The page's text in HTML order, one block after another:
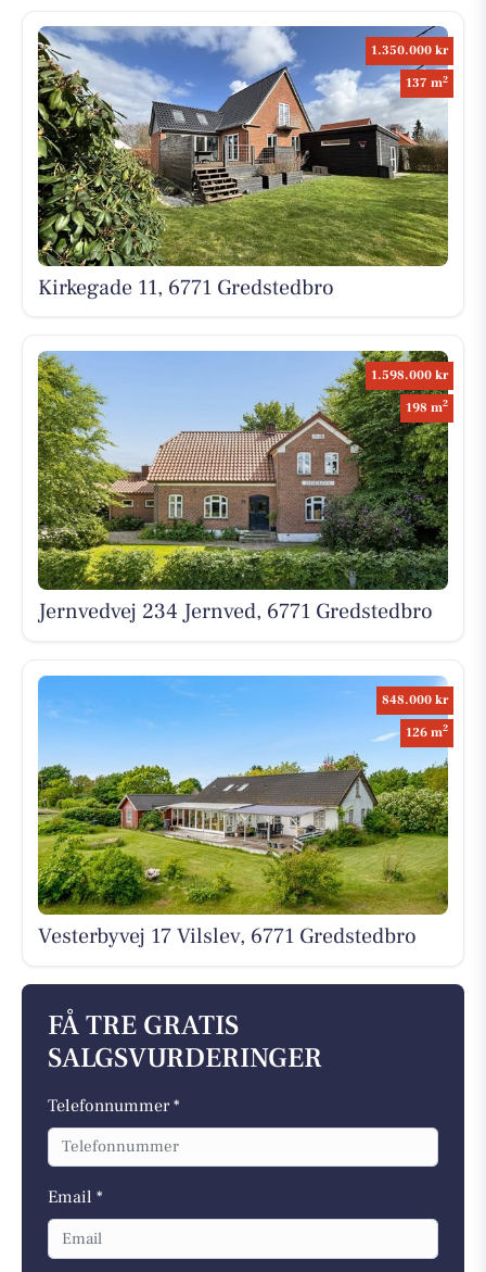
1.350.000 kr
137 m2
Kirkegade 11, 6771 Gredstedbro
1.598.000 kr
198 m2
Jernvedvej 234 Jernved, 6771 Gredstedbro
848.000 kr
126 m2
Vesterbyvej 17 Vilslev, 6771 Gredstedbro
FÅ TRE GRATIS
SALGSVURDERINGER
Telefonnummer *
Email *